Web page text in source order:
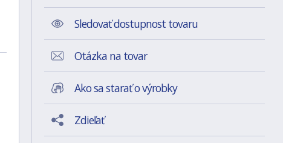
Sledovať dostupnost tovaru
Otázka na tovar
Ako sa starať o výrobky
Zdieľať